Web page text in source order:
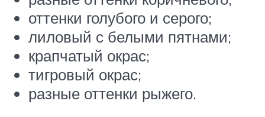
оттенки голубого и серого;
лиловый с белыми пятнами;
крапчатый окрас;
тигровый окрас;
разные оттенки рыжего.